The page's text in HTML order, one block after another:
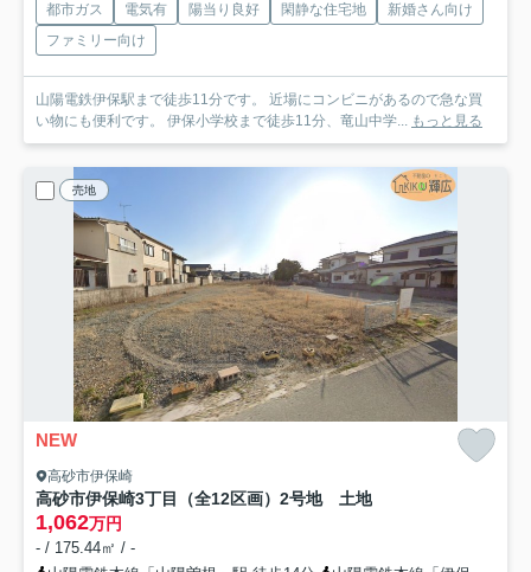
都市ガス 電気有 陽当り良好 閑静な住宅地
新婚さん向け
ファミリー向け
山陽電鉄伊保駅まで徒歩11分です。 近場にコンビニがあるので急な買
い物にも便利です。 伊保小学校まで徒歩11分、竜山中学... もっと見る
売地
NEW
高砂市伊保崎
高砂市伊保崎3丁目（全12区画）2号地 土地
1,062万円
- / 175.44㎡ / -